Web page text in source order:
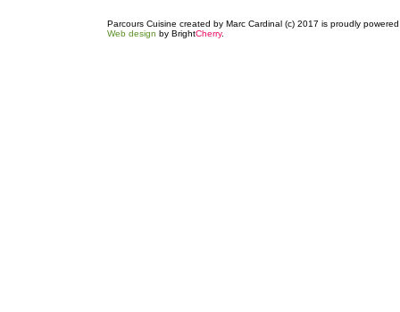
Parcours Cuisine created by Marc Cardinal (c) 2017 is proudly
Web design by BrightCherry.